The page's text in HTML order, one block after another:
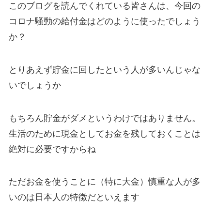
このブログを読んでくれている皆さんは、今回の
コロナ騒動の給付金はどのように使ったでしょう
か？
とりあえず貯金に回したという人が多いんじゃな
いでしょうか
もちろん貯金がダメというわけではありません。
生活のために現金としてお金を残しておくことは
絶対に必要ですからね
ただお金を使うことに（特に大金）慎重な人が多
いのは日本人の特徴だといえます